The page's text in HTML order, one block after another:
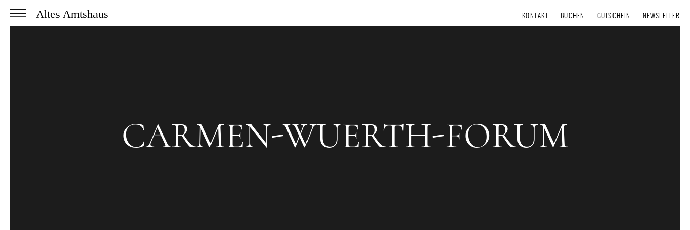
Altes Amtshaus KONTAKT BUCHEN GUTSCHEIN NEWSLETTER
CARMEN-WUERTH-FORUM